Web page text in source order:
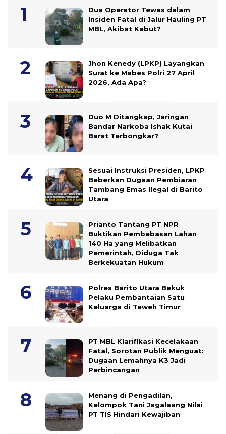
Dua Operator Tewas dalam
Insiden Fatal di Jalur Hauling PT
MBL, Akibat Kabut?
Jhon Kenedy (LPKP) Layangkan
Surat ke Mabes Polri 27 April
2026, Ada Apa?
Duo M Ditangkap, Jaringan
Bandar Narkoba Ishak Kutai
Barat Terbongkar?
Sesuai Instruksi Presiden, LPKP
Beberkan Dugaan Pembiaran
Tambang Emas Ilegal di Barito
Utara
Prianto Tantang PT NPR
Buktikan Pembebasan Lahan
140 Ha yang Melibatkan
Pemerintah, Diduga Tak
Berkekuatan Hukum
Polres Barito Utara Bekuk
Pelaku Pembantaian Satu
Keluarga di Teweh Timur
PT MBL Klarifikasi Kecelakaan
Fatal, Sorotan Publik Menguat:
Dugaan Lemahnya K3 Jadi
Perbincangan
Menang di Pengadilan,
Kelompok Tani Jagalaang Nilai
PT TIS Hindari Kewajiban